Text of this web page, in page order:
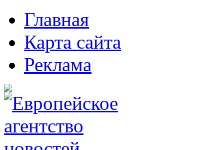
Главная
Карта сайта
Реклама